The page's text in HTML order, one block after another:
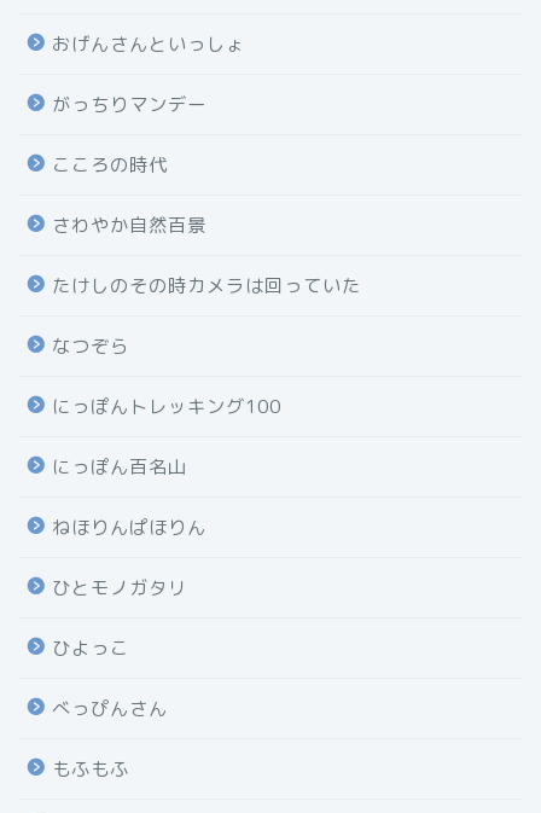
おげんさんといっしょ
がっちりマンデー
こころの時代
さわやか自然百景
たけしのその時カメラは回っていた
なつぞら
にっぽんトレッキング100
にっぽん百名山
ねほりんぱほりん
ひとモノガタリ
ひよっこ
べっぴんさん
もふもふ